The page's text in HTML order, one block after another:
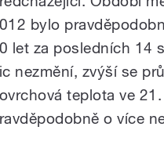
bylo
let za posledních 14
nezmění, zvýší se
teplota ve
o více